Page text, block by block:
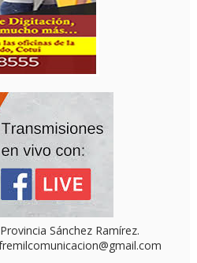
Sánchez Ramírez.